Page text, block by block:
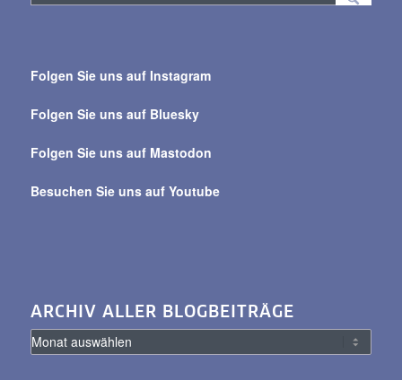
alle
Folgen Sie uns auf Instagram
Folgen Sie uns auf Bluesky
Folgen Sie uns auf Mastodon
Besuchen Sie uns auf Youtube
ARCHIV ALLER BLOGBEITRÄGE